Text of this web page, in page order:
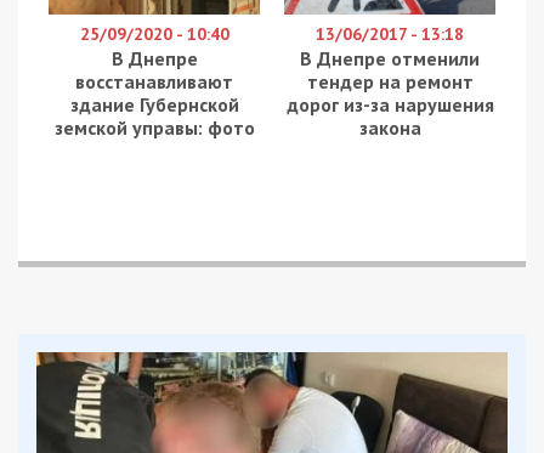
25/09/2020 - 10:40
В Днепре
восстанавливают
здание Губернской
земской управы: фото
13/06/2017 - 13:18
В Днепре отменили
тендер на ремонт
дорог из-за нарушения
закона